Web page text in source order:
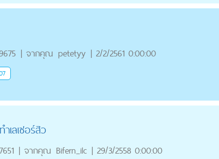
| จากคุณ petetyy | 2/2/2561 0:00:00
เลเซอร์สิว
| จากคุณ Bifern_ilc | 29/3/2558 0:00:00